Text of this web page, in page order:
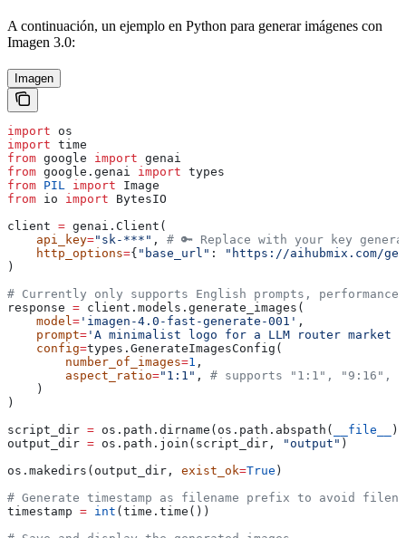
A continuación, un ejemplo en Python para generar imágenes con
Imagen 3.0:
Imagen
import os
import time
from google import genai
from google.genai import types
from PIL import Image
from io import BytesIO
client = genai.Client(
    api_key
="sk-***" , # 🔑 Replace with your key
    http_options
={ "base_url" :
"https://aihubmix.com/
)
# Currently only supports English prompts,
response = client.models.generate_images(
    model
= 'imagen-4.0-fast-generate-001' ,
    prompt
= 'A minimalist logo for a LLM router market
    config
=types.GenerateImagesConfig(
        number_of_images
=1 ,
        aspect_ratio
="1:1" , # supports "1:1", "9:16",
    )
)
script_dir = os.path.dirname(os.path.abspath( __file__
))
output_dir = os.path.join(script_dir, "output" )
os.makedirs(output_dir, exist_ok=True )
# Generate timestamp as filename prefix to avoid
timestamp = int (time.time())